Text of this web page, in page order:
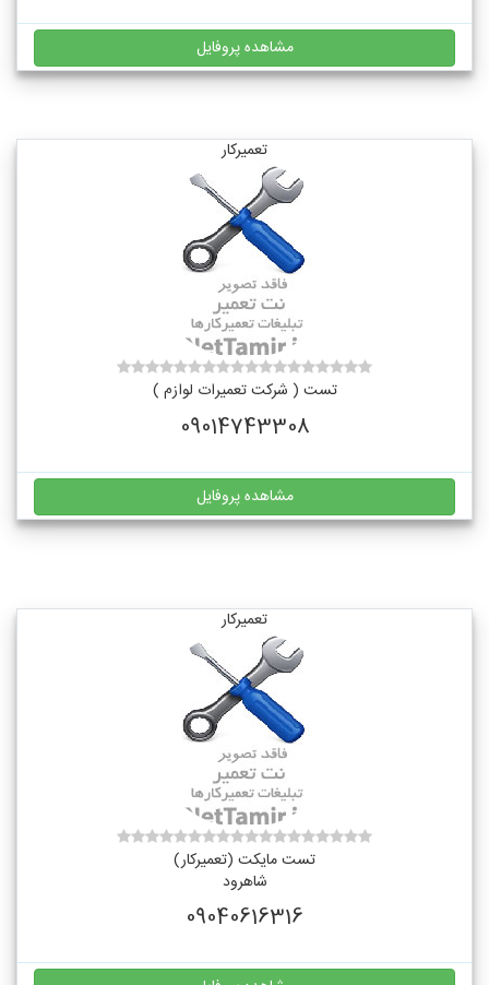
مشاهده پروفایل
تعمیرکار
تست ( شرکت تعمیرات لوازم )
09014743308
مشاهده پروفایل
تعمیرکار
تست مایکت (تعمیرکار)
شاهرود
09040616316